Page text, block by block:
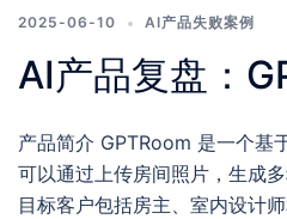
2025-06-10 AI产品失败案例
AI产品复盘：
产品简介 GPTRoom 是一个基
可以通过上传房间照片，生成
目标客户包括房主、室内设计